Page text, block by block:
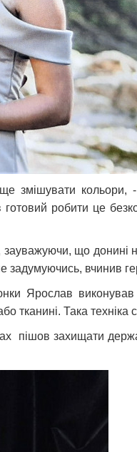
змішувати кольори, -
робити це
що донині
задумуючись, вчинив
Ярослав виконував
тканині. Така
пішов захищати